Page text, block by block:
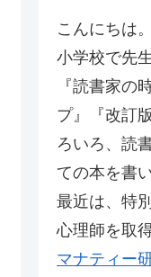
こんにちは
小学校で先
『読書家の
プ』『改訂
ろいろ、読
ての本を書
最近は、特
心理師を取
マナティー